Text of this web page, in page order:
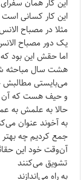
این کار همان
این کار کسانی است
مثلا در مصباح
یک دور مصباح
اما حقش این بود
هشت سال مباحثه
می‌بایستی
و حیف هست که آن
حالا به علمش به
به آخوند عنوان
جمع کردیم چه بهتر
آن‌وقت خود این
تشویق می‌کنند
به راه می‌اندازند